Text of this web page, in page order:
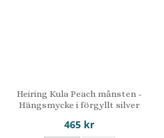
Heiring Kula Peach månsten -
Hängsmycke i förgyllt silver
465 kr